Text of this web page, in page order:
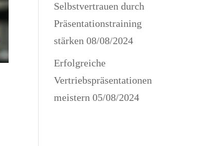
Selbstvertrauen durch
Präsentationstraining
stärken 08/08/2024
Erfolgreiche
Vertriebspräsentationen
meistern 05/08/2024